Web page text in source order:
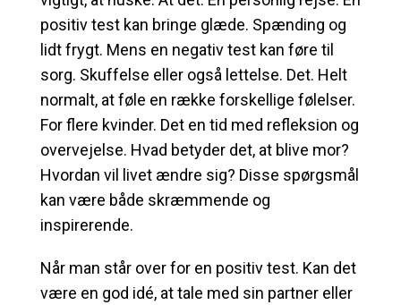
positiv test kan bringe glæde. Spænding og
lidt frygt. Mens en negativ test kan føre til
sorg. Skuffelse eller også lettelse. Det. Helt
normalt, at føle en række forskellige følelser.
For flere kvinder. Det en tid med refleksion og
overvejelse. Hvad betyder det, at blive mor?
Hvordan vil livet ændre sig? Disse spørgsmål
kan være både skræmmende og
inspirerende.
Når man står over for en positiv test. Kan det
være en god idé, at tale med sin partner eller